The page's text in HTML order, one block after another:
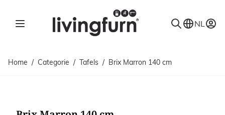
NL
Home / Categorie / Tafels / Brix Marron 140 cm